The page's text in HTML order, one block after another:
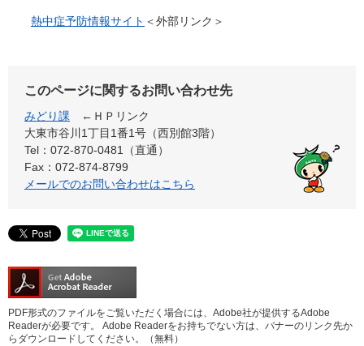
熱中症予防情報サイト ＜外部リンク＞
このページに関するお問い合わせ先
みどり課
←ＨＰリンク
大東市谷川1丁目1番1号（西別館3階）
Tel：072-870-0481（直通）
Fax：072-874-8799
メールでのお問い合わせはこちら
PDF形式のファイルをご覧いただく場合には、Adobe社が提供するAdobe
Readerが必要です。
Adobe Readerをお持ちでない方は、バナーのリンク先か
らダウンロードしてください。（無料）